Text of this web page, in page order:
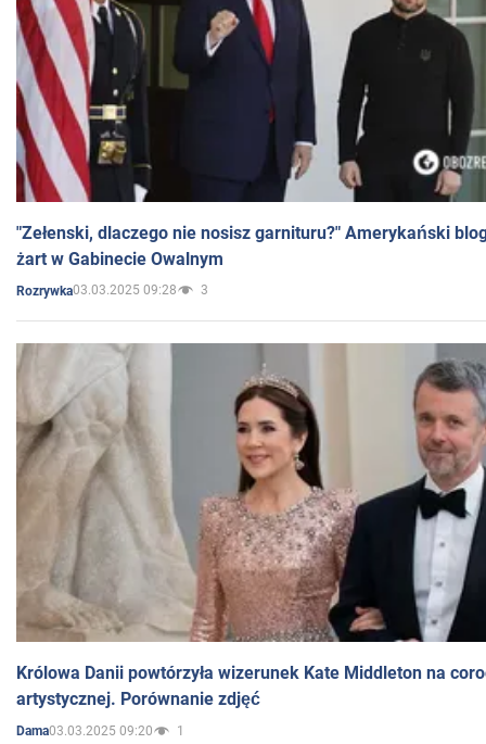
"Zełenski, dlaczego nie nosisz garnituru?" Amerykański
żart w Gabinecie Owalnym
Rozrywka03.03.2025 09:28 3
Królowa Danii powtórzyła wizerunek Kate Middleton na
artystycznej. Porównanie zdjęć
Dama03.03.2025 09:20 1